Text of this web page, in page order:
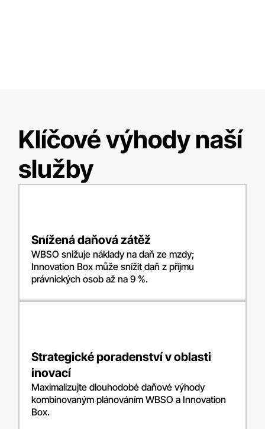
Klíčové výhody naší
služby
Snížená daňová zátěž
WBSO snižuje náklady na daň ze mzdy;
Innovation Box může snížit daň z příjmu
právnických osob až na 9 %.
Strategické poradenství v oblasti
inovací
Maximalizujte dlouhodobé daňové výhody
kombinovaným plánováním WBSO a Innovation
Box.